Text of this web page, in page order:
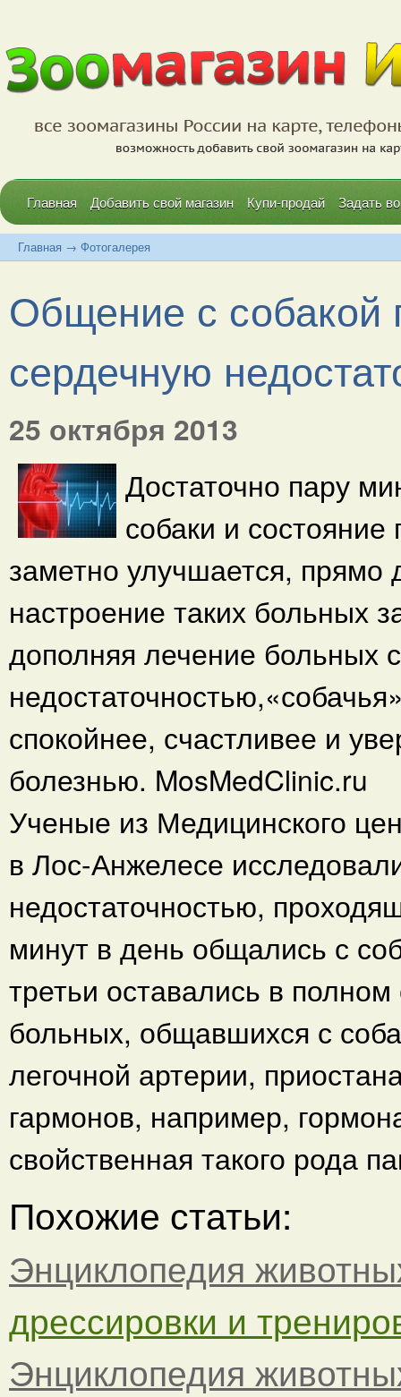
Главная Добавить свой магазин Купи-продай Задать
Главная → Фотогалерея
Общение с собакой
сердечную
25 октября 2013
Достаточно пару
собаки и
заметно улучшается, прямо
настроение таких больных
дополняя лечение больных
спокойнее, счастливее и
болезнью. MosMedClinic.ru
Ученые из Медицинского
в Лос-Анжелесе
недостаточностью,
минут в день общались с
третьи оставались в
больных, общавшихся с
легочной артерии,
гармонов, например,
свойственная такого рода
Похожие статьи:
Энциклопедия
дрессировки и
Энциклопедия